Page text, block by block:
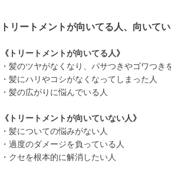
トリートメントが向いてる人、向いて
《トリートメントが向いてる人》
・髪のツヤがなくなり、パサつきやゴワつき
・髪にハリやコシがなくなってしまった人
・髪の広がりに悩んでいる人
《トリートメントが向いていない人》
・髪についての悩みがない人
・過度のダメージを負っている人
・クセを根本的に解消したい人